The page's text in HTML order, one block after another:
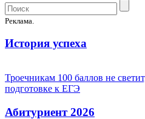
Реклама.
История успеха
Троечникам 100 баллов не
подготовке к ЕГЭ
Абитуриент 2026